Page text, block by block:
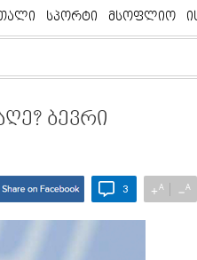
სპორტი მსოფლიო
ბევრი
3 +A −A